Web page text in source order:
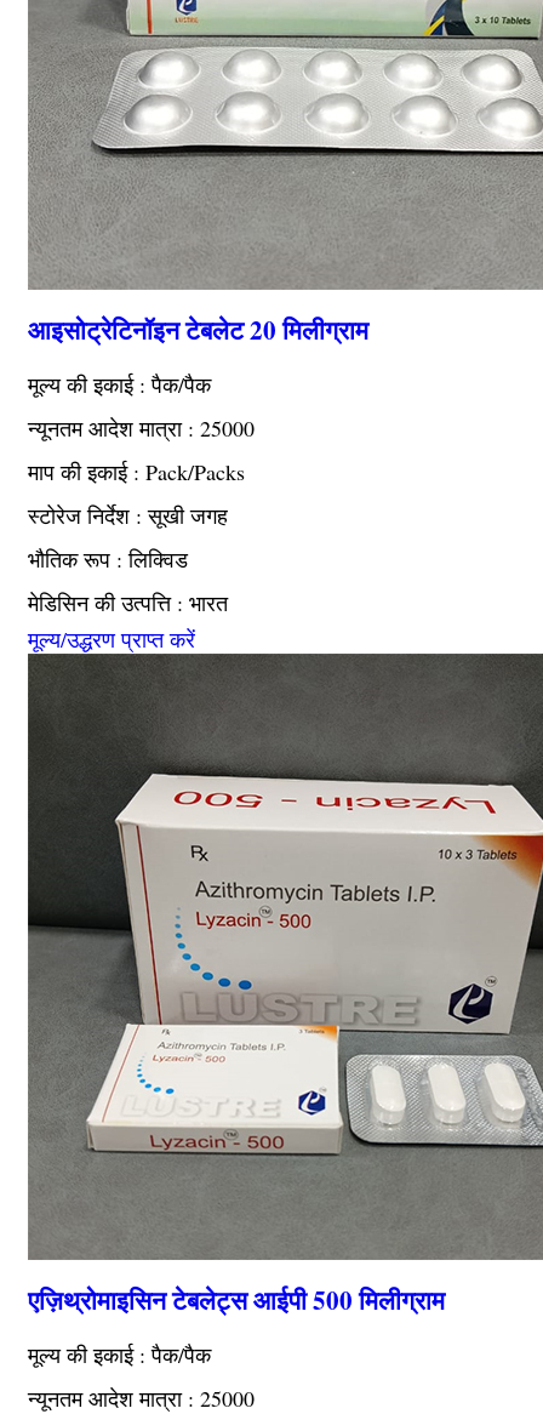
आइसोट्रेटिनॉइन टेबलेट 20 मिलीग्राम
मूल्य की इकाई : पैक/पैक
न्यूनतम आदेश मात्रा : 25000
माप की इकाई : Pack/Packs
स्टोरेज निर्देश : सूखी जगह
भौतिक रूप : लिक्विड
मेडिसिन की उत्पत्ति : भारत
मूल्य/उद्धरण प्राप्त करें
एज़िथ्रोमाइसिन टेबलेट्स आईपी 500 मिलीग्राम
मूल्य की इकाई : पैक/पैक
न्यूनतम आदेश मात्रा : 25000